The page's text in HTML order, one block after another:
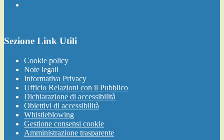
Sezione Link Utili
Cookie policy
Note legali
Informativa Privacy
Ufficio Relazioni con il Pubblico
Dichiarazione di accessibilità
Obiettivi di accessibilità
Whistleblowing
Gestione consensi cookie
Amministrazione trasparente